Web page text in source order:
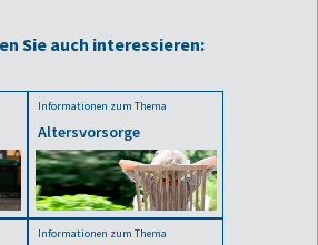
Sie auch interessieren:
Informationen zum Thema
Altersvorsorge
Informationen zum Thema